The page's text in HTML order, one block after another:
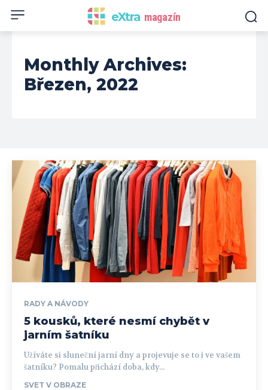
eXtra magazín
Monthly Archives:
Březen, 2022
RADY A NÁVODY
5 kousků, které nesmí chybět v
jarním šatníku
Užíváte si sluneční jarní dny a projevuje se to i ve vašem
šatníku? Pomalu přichází doba, kdy...
SVET V OBRAZE